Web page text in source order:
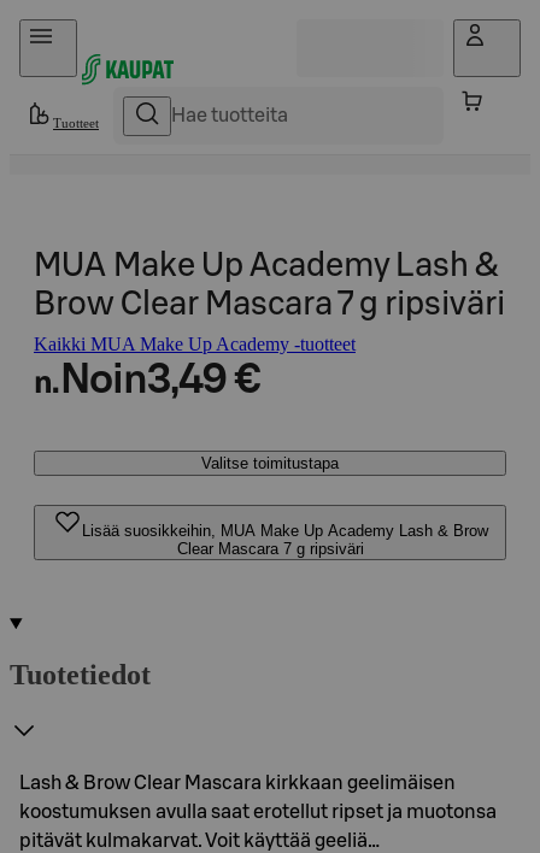
Hyppää sisältöön
Tuotteet
MUA Make Up Academy Lash &
Brow Clear Mascara 7 g ripsiväri
Kaikki MUA Make Up Academy -tuotteet
n. Noin3,49 €
Valitse toimitustapa
Lisää suosikkeihin, MUA Make Up Academy Lash & Brow
Clear Mascara 7 g ripsiväri
Tuotetiedot
Lash & Brow Clear Mascara kirkkaan geelimäisen
koostumuksen avulla saat erotellut ripset ja muotonsa
pitävät kulmakarvat. Voit käyttää geeliä…